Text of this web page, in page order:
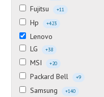
Fujitsu +11
Hp +423
Lenovo
LG
+38
MSI +20
Packard Bell +9
Samsung +140